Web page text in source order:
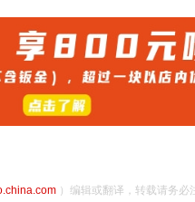
）编辑或翻译，转载请务必